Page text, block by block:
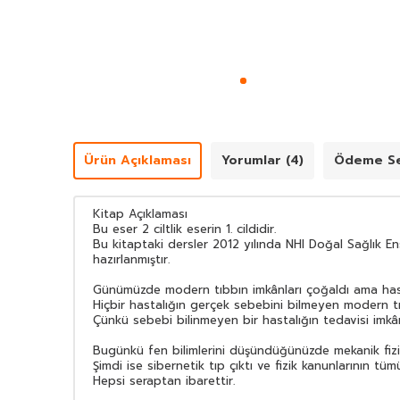
Ürün Açıklaması Yorumlar (4) Ödeme
Kitap Açıklaması
Bu eser 2 ciltlik eserin 1. cildidir.
Bu kitaptaki dersler 2012 yılında NHI Doğal
hazırlanmıştır.
Günümüzde modern tıbbın imkânları çoğaldı ama
Hiçbir hastalığın gerçek sebebini bilmeyen modern
Çünkü sebebi bilinmeyen bir hastalığın tedavisi
Bugünkü fen bilimlerini düşündüğünüzde mekanik
Şimdi ise sibernetik tıp çıktı ve fizik kanunlarının
Hepsi seraptan ibarettir.